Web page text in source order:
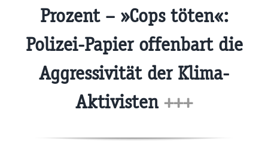
Prozent – »Cops töten«:
Polizei-Papier offenbart die
Aggressivität der Klima-
Aktivisten +++